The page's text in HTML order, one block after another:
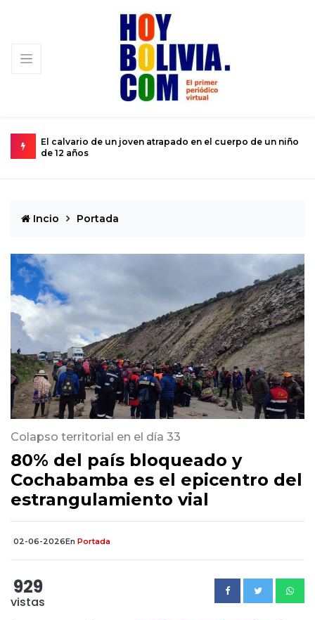
niño
Miopía estatal condena al turismo nacional a una
subsistencia de rebalse
Incio Portada
Colapso territorial en el día 33
80% del país bloqueado y
Cochabamba es el epicentro del
estrangulamiento vial
02-06-2026En Portada
929
vistas